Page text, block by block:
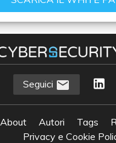
Seguici
About Autori Tags
Privacy e Cookie